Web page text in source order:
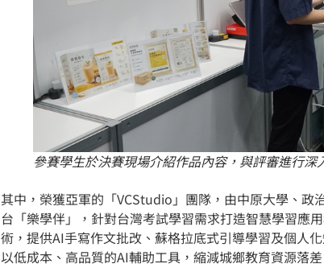
參賽學生於決賽現場介紹作品內容，與評審進行深
其中，榮獲亞軍的「VCStudio」團隊，由中原大學、
台「樂學伴」，針對台灣考試學習需求打造智慧學習應
術，提供AI手寫作文批改、蘇格拉底式引導學習及個人
以低成本、高品質的AI輔助工具，縮減城鄉教育資源落差